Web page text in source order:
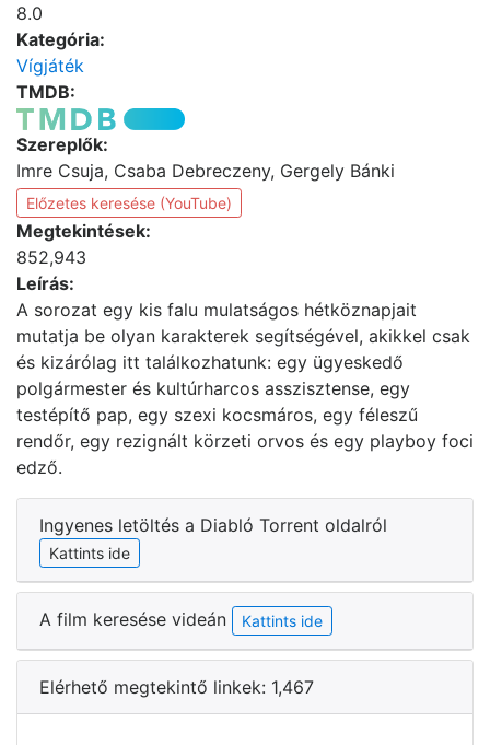
8.0
Kategória:
Vígjáték
TMDB:
Szereplők:
Imre Csuja, Csaba Debreczeny, Gergely Bánki
Előzetes keresése (YouTube)
Megtekintések:
852,943
Leírás:
A sorozat egy kis falu mulatságos hétköznapjait
mutatja be olyan karakterek segítségével, akikkel csak
és kizárólag itt találkozhatunk: egy ügyeskedő
polgármester és kultúrharcos asszisztense, egy
testépítő pap, egy szexi kocsmáros, egy féleszű
rendőr, egy rezignált körzeti orvos és egy playboy foci
edző.
Ingyenes letöltés a Diabló Torrent oldalról
Kattints ide
A film keresése videán Kattints ide
Elérhető megtekintő linkek: 1,467